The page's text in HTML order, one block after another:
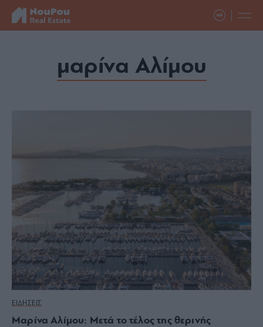
μαρίνα Αλίμου
ΕΙΔΗΣΕΙΣ
Μαρίνα Αλίμου: Μετά το τέλος της θερινής